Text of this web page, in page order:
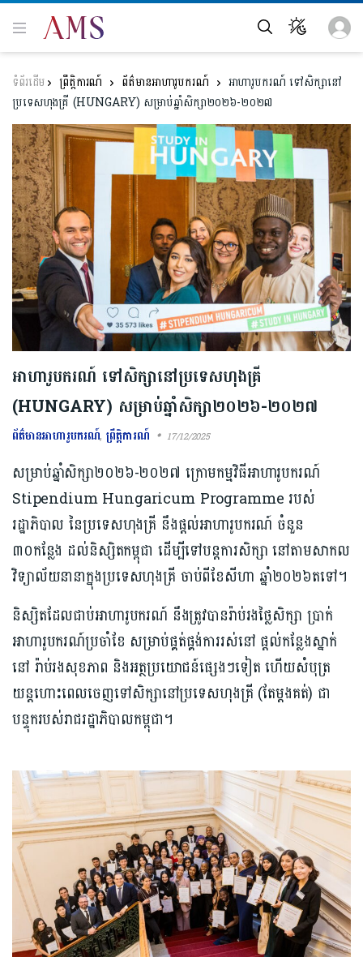
ព្រឹត្តិការណ៍ ព័ត៌មានអាហារូបករណ៍
អាហារូបករណ៍ ទៅសិក្សានៅ
ប្រទេសហុងគ្រី (HUNGARY) សម្រាប់ឆ្នាំសិក្សា២០២៦-២០២៧
អាហារូបករណ៍ ទៅសិក្សានៅប្រទេសហុងគ្រី
(HUNGARY) សម្រាប់ឆ្នាំសិក្សា២០២៦-២០២៧
ព័ត៌មានអាហារូបករណ៍,ព្រឹត្តិការណ៍ 17/12/2025
សម្រាប់ឆ្នាំសិក្សា​២០២៦-២០២៧ ក្រោម​កម្មវិធីអាហារូបករណ៍
Stipendium Hungaricum Programme របស់
រដ្ឋាភិបាល នៃប្រទេស​ហុងគ្រី នឹង​ផ្តល់អាហារូបករណ៍ ចំនួន
៣០កន្លែង ដល់និស្សិត​កម្ពុជា ដើម្បី​ទៅបន្ត​ការ​សិក្សា នៅ​តាម​សាកល
វិទ្យាល័យ​នានា​ក្នុង​ប្រទេស​ហុងគ្រី ចាប់ពីខែសីហា ឆ្នាំ២០២៦តទៅ។
និស្សិត​ដែលជាប់អាហារូបករណ៍ នឹងត្រូវ​បានរ៉ាប់រងថ្លៃសិក្សា ប្រាក់​
អាហារូបករណ៍ប្រចាំខែ សម្រាប់ផ្គត់ផ្គង់​ការ​រស់នៅ ផ្តល់កន្លែង​ស្នាក់
នៅ រ៉ាប់រងសុខភាព និង​អត្ថប្រយោជន៍ផ្សេងៗ​ទៀត ហើយ​សំបុត្រ​
យន្តហោះ​ពេលចេញទៅសិក្សា​នៅប្រទេស​ហុងគ្រី (តែម្តងគត់) ជា
បន្ទុក​របស់​រាជរដ្ឋាភិបាល​កម្ពុជា។